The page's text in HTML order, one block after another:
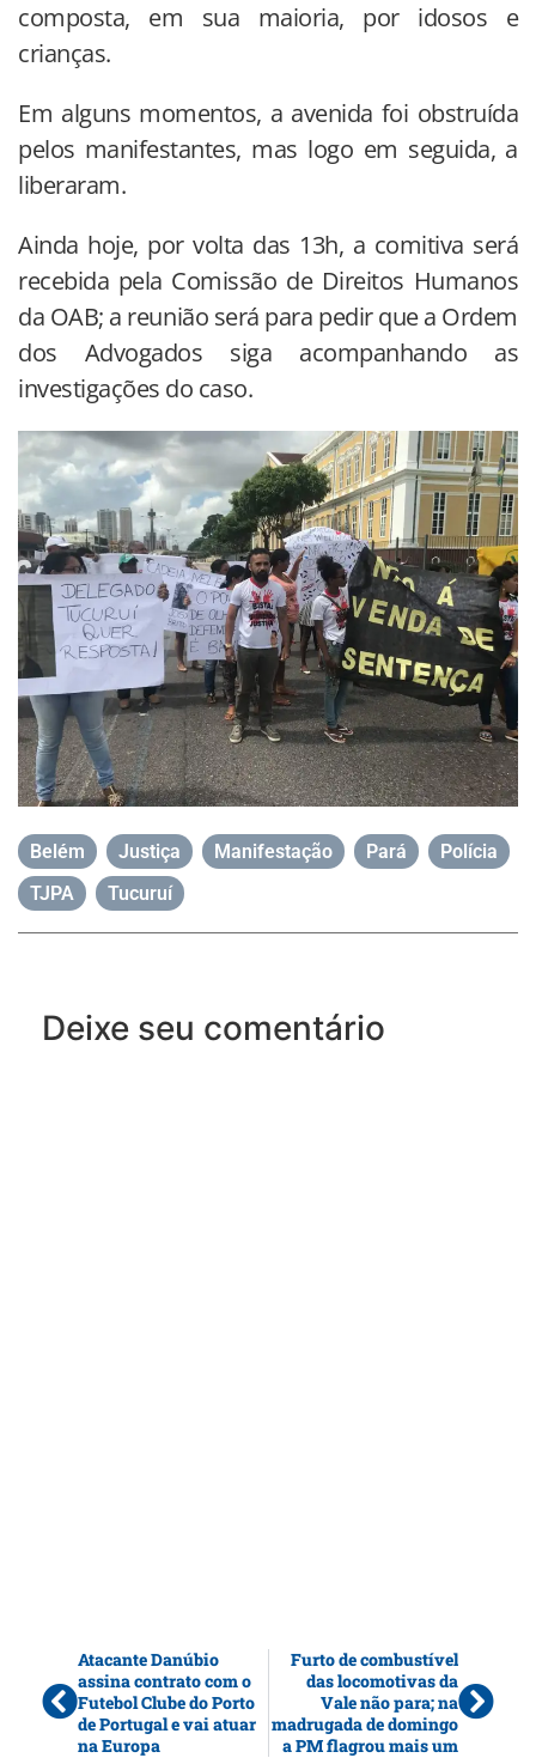
composta, em sua maioria, por idosos e
crianças.
Em alguns momentos, a avenida foi obstruída
pelos manifestantes, mas logo em seguida, a
liberaram.
Ainda hoje, por volta das 13h, a comitiva será
recebida pela Comissão de Direitos Humanos
da OAB; a reunião será para pedir que a Ordem
dos Advogados siga acompanhando as
investigações do caso.
Belém Justiça Manifestação Pará Polícia
TJPA
Tucuruí
Deixe seu comentário
Atacante Danúbio
assina contrato com o
Futebol Clube do Porto
de Portugal e vai atuar
na Europa
Furto de combustível
das locomotivas da
Vale não para; na
madrugada de domingo
a PM flagrou mais um